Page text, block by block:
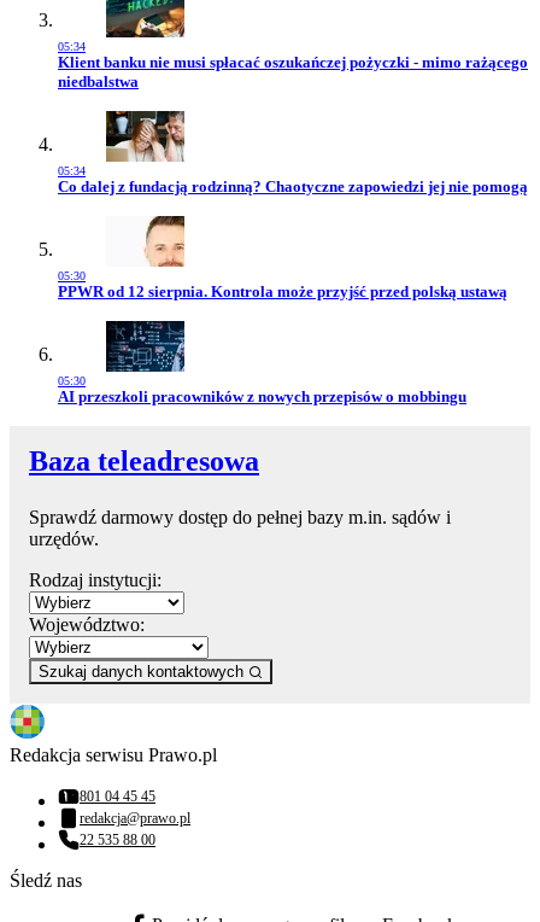
05:34
Przejdź do artykułu:
Klient banku nie musi spłacać oszukańczej pożyczki - mimo rażącego
niedbalstwa
05:34
Przejdź do artykułu:
Co dalej z fundacją rodzinną? Chaotyczne zapowiedzi jej nie pomogą
05:30
Przejdź do artykułu:
PPWR od 12 sierpnia. Kontrola może przyjść przed polską ustawą
05:30
Przejdź do artykułu:
AI przeszkoli pracowników z nowych przepisów o mobbingu
Baza teleadresowa
Sprawdź darmowy dostęp do pełnej bazy m.in. sądów i
urzędów.
Rodzaj instytucji:
Województwo:
Szukaj danych kontaktowych
Redakcja serwisu Prawo.pl
Numer telefonu:
801 04 45 45
Adres email:
redakcja@prawo.pl
Numer telefonu:
22 535 88 00
Śledź nas